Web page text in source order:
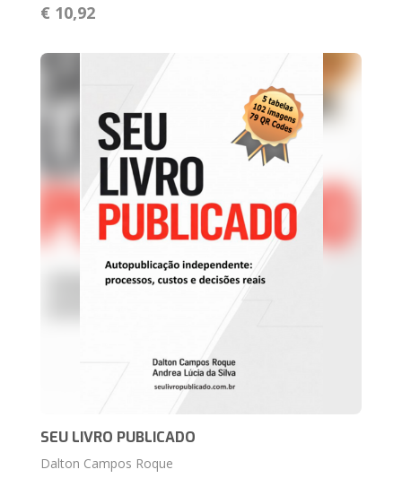
€ 10,92
SEU LIVRO PUBLICADO
Dalton Campos Roque